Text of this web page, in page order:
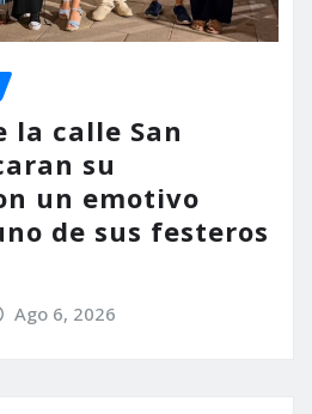
la calle San
su
un emotivo
de sus festeros
Ago 6, 2026